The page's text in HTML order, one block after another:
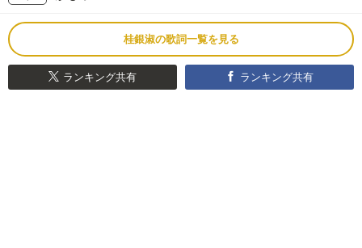
桂銀淑の歌詞一覧を見る
ランキング共有 ランキング共有